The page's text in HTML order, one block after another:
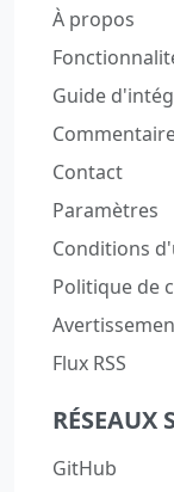
À propos
Guide
Contact
Paramètres
Conditions
Politique de
Flux RSS
RÉSEAUX
GitHub